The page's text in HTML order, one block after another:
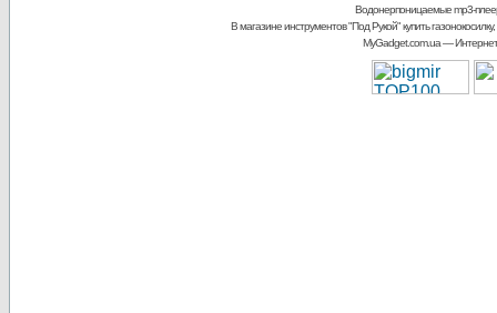
Водонерпоницаемые mp3-
В магазине инструментов "Под Рукой"купить
MyGadget.com.ua—